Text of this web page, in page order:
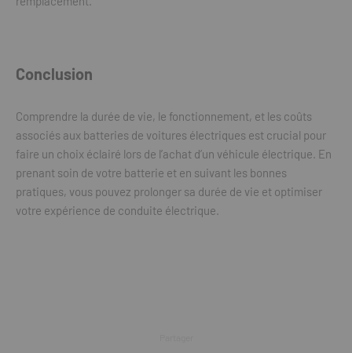
Conclusion
Comprendre la durée de vie, le fonctionnement, et les coûts
associés aux batteries de voitures électriques est crucial pour
faire un choix éclairé lors de l’achat d’un véhicule électrique. En
prenant soin de votre batterie et en suivant les bonnes
pratiques, vous pouvez prolonger sa durée de vie et optimiser
votre expérience de conduite électrique.